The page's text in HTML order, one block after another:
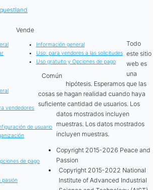
Vende
Información general
Uso: para vendores a las solicitudes
Uso gratuito y Opciones de pago
vendedores
Común
de usuario
de pago
pasión
Todo
este sitio
web es
una
hipótesis. Esperamos que las
cosas se hagan realidad cuando haya
suficiente cantidad de usuarios. Los
datos mostrados incluyen
muestras. Los datos mostrados
incluyen muestras.
Copyright 2015-2026 Peace and
Passion
Copyright 2015-2022 National
Institute of Advanced Industrial